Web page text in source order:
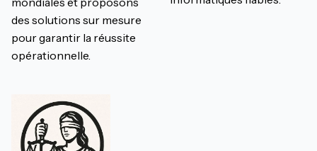
des solutions sur mesure
pour garantir la réussite
opérationnelle.